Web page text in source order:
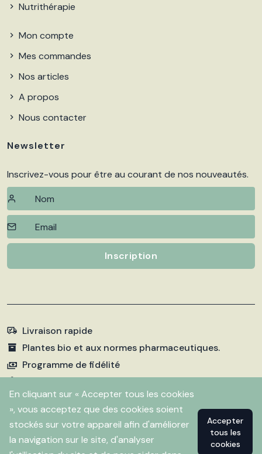
En cliquant sur « Accepter tous les cookies
», vous acceptez que des cookies soient
stockés sur votre appareil afin d'améliorer
la navigation sur le site, d'analyser
Accepter
tous les
cookies
Nutrithérapie
Mon compte
Mes commandes
Nos articles
A propos
Nous contacter
Newsletter
Inscrivez-vous pour être au courant de nos nouveautés.
Inscription
Livraison rapide
Plantes bio et aux normes pharmaceutiques.
Programme de fidélité
Paiements sécurisés
2026 Pharmacie Fleurentin. Propulsé par Flitbix.com